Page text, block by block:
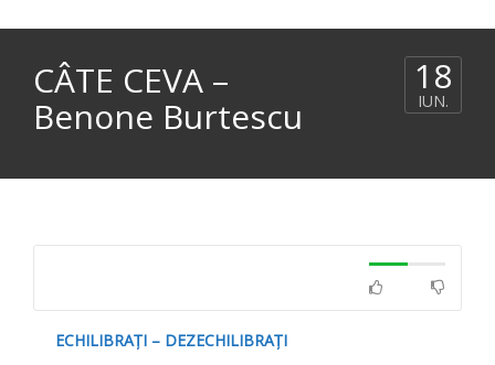
CÂTE CEVA –
Benone Burtescu
18
IUN.
ECHILIBRAŢI – DEZECHILIBRAŢI